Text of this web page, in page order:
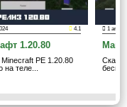
он хранит в себе
4.1
1.20.80
PE 1.20.80
на теле...
1